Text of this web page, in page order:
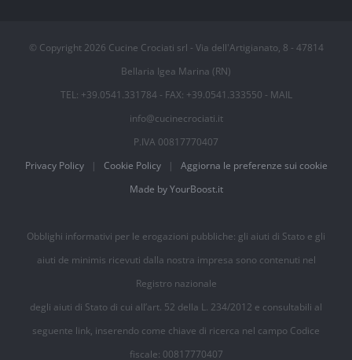
© Copyright 2026 Cucine Crociati srl - Via dell'Artigianato, 8 - 47814
Bellaria Igea Marina (RN)
TEL: +39.0541.331784 - FAX: +39.0541.333550 - MAIL
info@cucinecrociati.it
P.IVA 00817770407
Privacy Policy| Cookie Policy| Aggiorna le preferenze sui cookie
Made by YourBoost.it
Obblighi informativi per le erogazioni pubbliche: gli aiuti di Stato e gli
aiuti de minimis ricevuti dalla nostra impresa sono contenuti nel
Registro nazionale
degli aiuti di Stato di cui all’art. 52 della L. 234/2012 e consultabili al
seguente link, inserendo come chiave di ricerca nel campo Codice
fiscale: 00817770407